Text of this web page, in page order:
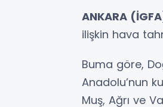
ANKARA
ilişkin hava
Buma göre,
Anadolu’nun
Muş, Ağrı ve